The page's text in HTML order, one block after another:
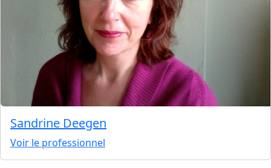
Sandrine Deegen
Voir le professionnel